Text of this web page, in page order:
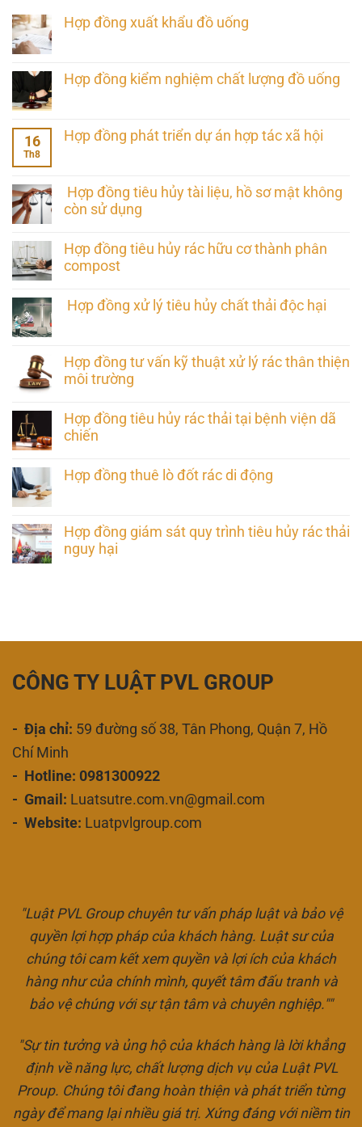
Hợp đồng xuất khẩu đồ uống
Hợp đồng kiểm nghiệm chất lượng đồ uống
16
Th8
Hợp đồng phát triển dự án hợp tác xã hội
Hợp đồng tiêu hủy tài liệu, hồ sơ mật không
còn sử dụng
Hợp đồng tiêu hủy rác hữu cơ thành phân
compost
Hợp đồng xử lý tiêu hủy chất thải độc hại
Hợp đồng tư vấn kỹ thuật xử lý rác thân thiện
môi trường
Hợp đồng tiêu hủy rác thải tại bệnh viện dã
chiến
Hợp đồng thuê lò đốt rác di động
Hợp đồng giám sát quy trình tiêu hủy rác thải
nguy hại
CÔNG TY LUẬT PVL GROUP
- Địa chỉ: 59 đường số 38, Tân Phong, Quận 7, Hồ
Chí Minh
- Hotline: 0981300922
- Gmail: Luatsutre.com.vn@gmail.com
- Website: Luatpvlgroup.com
"Luật PVL Group chuyên tư vấn pháp luật và bảo vệ
quyền lợi hợp pháp của khách hàng. Luật sư của
chúng tôi cam kết xem quyền và lợi ích của khách
hàng như của chính mình, quyết tâm đấu tranh và
bảo vệ chúng với sự tận tâm và chuyên nghiệp.""
"Sự tin tưởng và ủng hộ của khách hàng là lời khẳng
định về năng lực, chất lượng dịch vụ của Luật PVL
Proup. Chúng tôi đang hoàn thiện và phát triển từng
ngày để mang lại nhiều giá trị. Xứng đáng với niềm tin